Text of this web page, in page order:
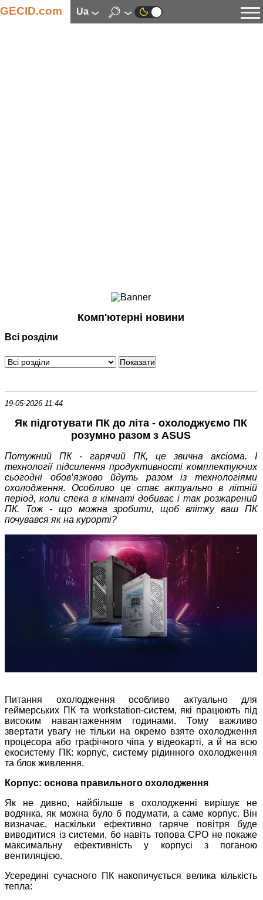
GECID.com ua
Смартфони
Периферія
Програмне забезпечення
Комп'ютерні новини
Всі розділи
19-05-2026 11:44
Як підготувати ПК до літа - охолоджуємо ПК
розумно разом з ASUS
Потужний ПК - гарячий ПК, це звична аксіома. І
технології підсилення продуктивності комплектуючих
сьогодні обов’язково йдуть разом із технологіями
охолодження. Особливо це стає актуально в літній
період, коли спека в кімнаті добиває і так розжарений
ПК. Тож - що можна зробити, щоб влітку ваш ПК
почувався як на курорті?
Питання охолодження особливо актуально для
геймерських ПК та workstation-систем, які працюють під
високим навантаженням годинами. Тому важливо
звертати увагу не тільки на окремо взяте охолодження
процесора або графічного чіпа у відеокарті, а й на всю
екосистему ПК: корпус, систему рідинного охолодження
та блок живлення.
Корпус: основа правильного охолодження
Як не дивно, найбільше в охолодженні вирішує не
водянка, як можна було б подумати, а саме корпус. Він
визначає, наскільки ефективно гаряче повітря буде
виводитися із системи, бо навіть топова СРО не покаже
максимальну ефективність у корпусі з поганою
вентиляцією.
Усередині сучасного ПК накопичується велика кількість
тепла: